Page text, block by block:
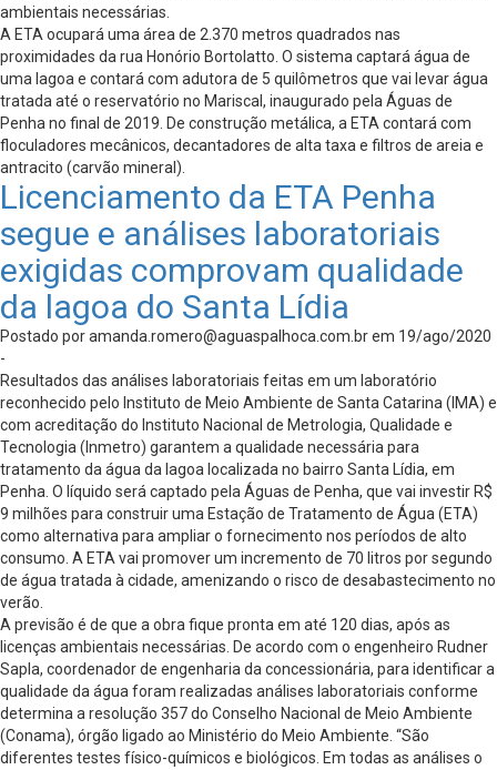
ambientais necessárias.
A ETA ocupará uma área de 2.370 metros quadrados nas
proximidades da rua Honório Bortolatto. O sistema captará água de
uma lagoa e contará com adutora de 5 quilômetros que vai levar água
tratada até o reservatório no Mariscal, inaugurado pela Águas de
Penha no final de 2019. De construção metálica, a ETA contará com
floculadores mecânicos, decantadores de alta taxa e filtros de areia e
antracito (carvão mineral).
Licenciamento da ETA Penha
segue e análises laboratoriais
exigidas comprovam qualidade
da lagoa do Santa Lídia
Postado poramanda.romero@aguaspalhoca.com.brem 19/ago/2020
-
Resultados das análises laboratoriais feitas em um laboratório
reconhecido pelo Instituto de Meio Ambiente de Santa Catarina (IMA) e
com acreditação do Instituto Nacional de Metrologia, Qualidade e
Tecnologia (Inmetro) garantem a qualidade necessária para
tratamento da água da lagoa localizada no bairro Santa Lídia, em
Penha. O líquido será captado pela Águas de Penha, que vai investir R$
9 milhões para construir uma Estação de Tratamento de Água (ETA)
como alternativa para ampliar o fornecimento nos períodos de alto
consumo. A ETA vai promover um incremento de 70 litros por segundo
de água tratada à cidade, amenizando o risco de desabastecimento no
verão.
A previsão é de que a obra fique pronta em até 120 dias, após as
licenças ambientais necessárias. De acordo com o engenheiro Rudner
Sapla, coordenador de engenharia da concessionária, para identificar a
qualidade da água foram realizadas análises laboratoriais conforme
determina a resolução 357 do Conselho Nacional de Meio Ambiente
(Conama), órgão ligado ao Ministério do Meio Ambiente. “São
diferentes testes físico-químicos e biológicos. Em todas as análises o